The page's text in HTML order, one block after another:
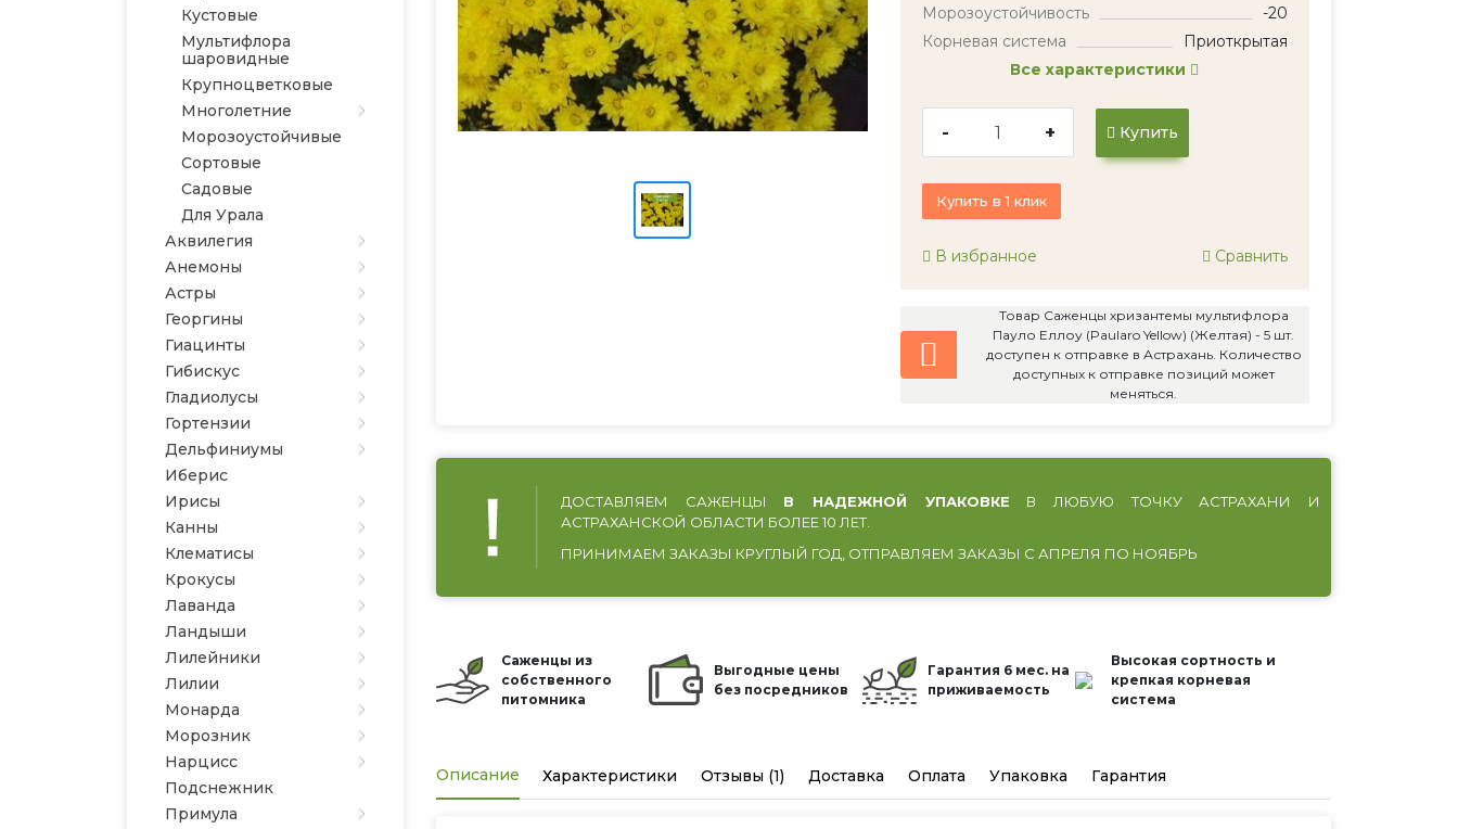
Кустовые
Мультифлора
шаровидные
Крупноцветковые
Многолетние
Морозоустойчивые
Сортовые
Садовые
Для Урала
Аквилегия
Анемоны
Астры
Георгины
Гиацинты
Гибискус
Гладиолусы
Гортензии
Дельфиниумы
Иберис
Ирисы
Канны
Клематисы
Крокусы
Лаванда
Ландыши
Лилейники
Лилии
Монарда
Морозник
Нарцисс
Подснежник
Примула
Морозоустойчивость
-20
Корневая система
Приоткрытая
Все характеристики
- + Купить
Купить в 1 клик
В избранное Сравнить
Товар Саженцы хризантемы мультифлора
Пауло Еллоу (Paularo Yellow) (Желтая) - 5 шт.
доступен к отправке в Астрахань. Количество
доступных к отправке позиций может
меняться.
ДОСТАВЛЯЕМ САЖЕНЦЫ В НАДЕЖНОЙ УПАКОВКЕ В ЛЮБУЮ ТОЧКУ АСТРАХАНИ И
АСТРАХАНСКОЙ ОБЛАСТИ БОЛЕЕ 10 ЛЕТ.
ПРИНИМАЕМ ЗАКАЗЫ КРУГЛЫЙ ГОД, ОТПРАВЛЯЕМ ЗАКАЗЫ С АПРЕЛЯ ПО НОЯБРЬ
Саженцы из
собственного
питомника
Выгодные цены
без посредников
Гарантия 6 мес. на
приживаемость
Высокая сортность и
крепкая корневая
система
Описание Характеристики Отзывы (1) Доставка Оплата Упаковка Гарантия